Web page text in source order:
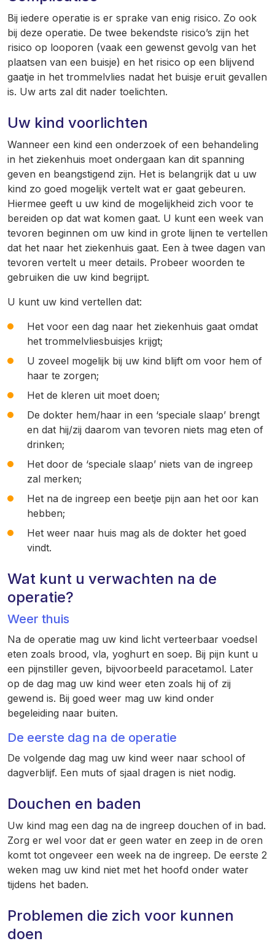
Bij iedere operatie is er sprake van enig risico. Zo ook
bij deze operatie. De twee bekendste risico’s zijn het
risico op looporen (vaak een gewenst gevolg van het
plaatsen van een buisje) en het risico op een blijvend
gaatje in het trommelvlies nadat het buisje eruit gevallen
is. Uw arts zal dit nader toelichten.
Uw kind voorlichten
Wanneer een kind een onderzoek of een behandeling
in het ziekenhuis moet ondergaan kan dit spanning
geven en beangstigend zijn. Het is belangrijk dat u uw
kind zo goed mogelijk vertelt wat er gaat gebeuren.
Hiermee geeft u uw kind de mogelijkheid zich voor te
bereiden op dat wat komen gaat. U kunt een week van
tevoren beginnen om uw kind in grote lijnen te vertellen
dat het naar het ziekenhuis gaat. Een à twee dagen van
tevoren vertelt u meer details. Probeer woorden te
gebruiken die uw kind begrijpt.
U kunt uw kind vertellen dat:
Het voor een dag naar het ziekenhuis gaat omdat
het trommelvliesbuisjes krijgt;
U zoveel mogelijk bij uw kind blijft om voor hem of
haar te zorgen;
Het de kleren uit moet doen;
De dokter hem/haar in een ‘speciale slaap’ brengt
en dat hij/zij daarom van tevoren niets mag eten of
drinken;
Het door de ‘speciale slaap’ niets van de ingreep
zal merken;
Het na de ingreep een beetje pijn aan het oor kan
hebben;
Het weer naar huis mag als de dokter het goed
vindt.
Wat kunt u verwachten na de
operatie?
Weer thuis
Na de operatie mag uw kind licht verteerbaar voedsel
eten zoals brood, vla, yoghurt en soep. Bij pijn kunt u
een pijnstiller geven, bijvoorbeeld paracetamol. Later
op de dag mag uw kind weer eten zoals hij of zij
gewend is. Bij goed weer mag uw kind onder
begeleiding naar buiten.
De eerste dag na de operatie
De volgende dag mag uw kind weer naar school of
dagverblijf. Een muts of sjaal dragen is niet nodig.
Douchen en baden
Uw kind mag een dag na de ingreep douchen of in bad.
Zorg er wel voor dat er geen water en zeep in de oren
komt tot ongeveer een week na de ingreep. De eerste 2
weken mag uw kind niet met het hoofd onder water
tijdens het baden.
Problemen die zich voor kunnen
doen